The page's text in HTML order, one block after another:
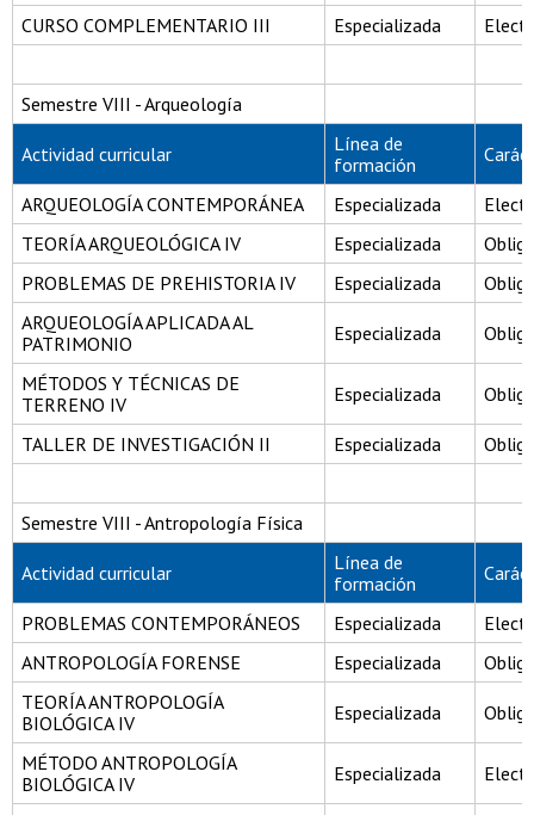
CURSO COMPLEMENTARIO III Especializada
Semestre VIII - Arqueología
Actividad curricular
Línea de
formación
ARQUEOLOGÍA CONTEMPORÁNEA Especializada
TEORÍA ARQUEOLÓGICA IV
Especializada
PROBLEMAS DE PREHISTORIA IV
Especializada
ARQUEOLOGÍA APLICADA AL
PATRIMONIO
Especializada
MÉTODOS Y TÉCNICAS DE
TERRENO IV
Especializada
TALLER DE INVESTIGACIÓN II Especializada
Semestre VIII - Antropología Física
Actividad curricular
Línea de
formación
PROBLEMAS CONTEMPORÁNEOS Especializada
ANTROPOLOGÍA FORENSE
Especializada
TEORÍA ANTROPOLOGÍA
BIOLÓGICA IV
Especializada
MÉTODO ANTROPOLOGÍA
BIOLÓGICA IV
Especializada